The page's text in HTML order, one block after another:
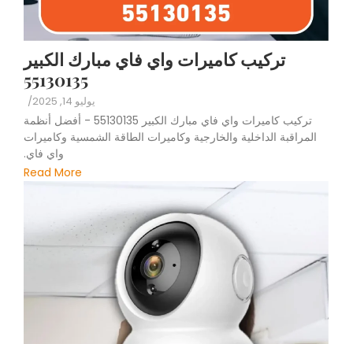
تركيب كاميرات واي فاي مبارك الكبير
55130135
يوليو 14, 2025 /
تركيب كاميرات واي فاي مبارك الكبير 55130135 - أفضل أنظمة
المراقبة الداخلية والخارجية وكاميرات الطاقة الشمسية وكاميرات
واي فاي.
Read More